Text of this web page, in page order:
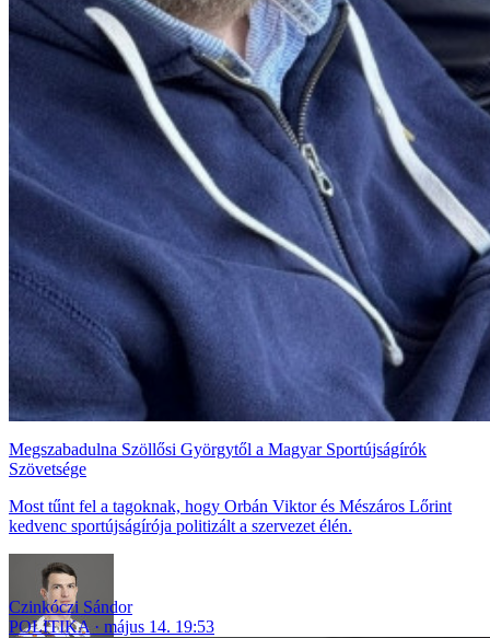
Megszabadulna Szöllősi Györgytől a Magyar Sportújságírók
Szövetsége
Most tűnt fel a tagoknak, hogy Orbán Viktor és Mészáros Lőrint
kedvenc sportújságírója politizált a szervezet élén.
Czinkóczi Sándor
POLITIKA
május 14. 19:53